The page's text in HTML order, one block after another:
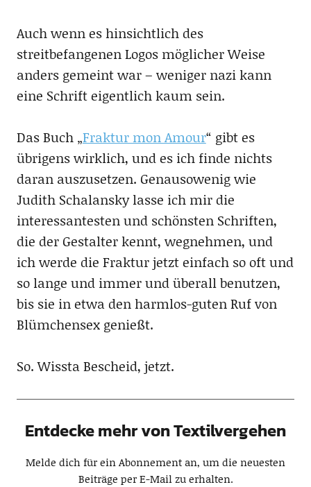
Auch wenn es hinsichtlich des
streitbefangenen Logos möglicher Weise
anders gemeint war – weniger nazi kann
eine Schrift eigentlich kaum sein.
Das Buch „Fraktur mon Amour“ gibt es
übrigens wirklich, und es ich finde nichts
daran auszusetzen. Genausowenig wie
Judith Schalansky lasse ich mir die
interessantesten und schönsten Schriften,
die der Gestalter kennt, wegnehmen, und
ich werde die Fraktur jetzt einfach so oft und
so lange und immer und überall benutzen,
bis sie in etwa den harmlos-guten Ruf von
Blümchensex genießt.
So. Wissta Bescheid, jetzt.
Entdecke mehr von Textilvergehen
Melde dich für ein Abonnement an, um die neuesten
Beiträge per E-Mail zu erhalten.